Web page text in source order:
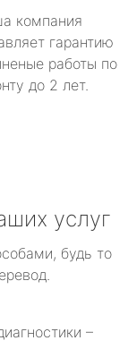
компания
гарантию
работы по
до 2 лет.
услуг
будь то
–